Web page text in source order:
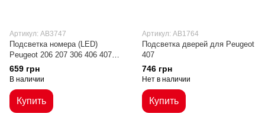
Артикул: AB3747
Подсветка номера (LED)
Peugeot 206 207 306 406 407
Partner
659 грн
В наличии
Купить
Артикул: AB1764
Подсветка дверей для Peugeot
407
746 грн
Нет в наличии
Купить